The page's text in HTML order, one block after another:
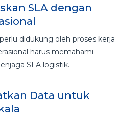
SLA dengan
didukung oleh proses kerja
harus memahami
SLA logistik.
Data untuk